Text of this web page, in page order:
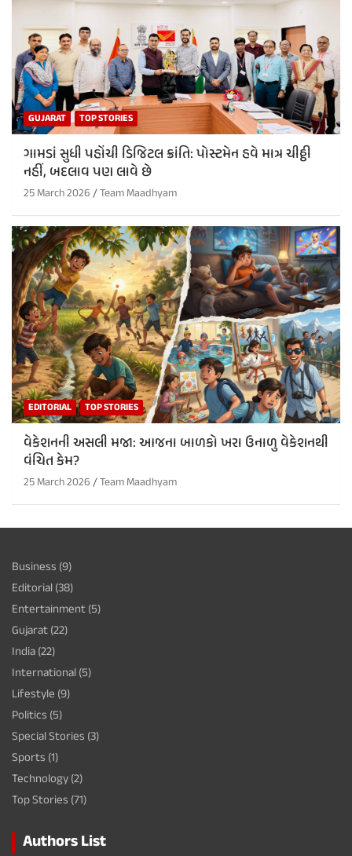
GUJARAT TOP STORIES
ગામડાં સુધી પહોંચી ડિજિટલ ક્રાંતિ: પોસ્ટમેન હવે માત્ર ચીઠ્ઠી
નહીં, બદલાવ પણ લાવે છે
25 March 2026 Team Maadhyam
EDITORIAL TOP STORIES
વેકેશનની અસલી મજા: આજના બાળકો ખરા ઉનાળુ વેકેશનથી
વંચિત કેમ?
25 March 2026 Team Maadhyam
Business (9)
Editorial(38)
Entertainment(5)
Gujarat(22)
India(22)
International(5)
Lifestyle (9)
Politics (5)
Special Stories (3)
Sports (1)
Technology(2)
Top Stories (71)
Authors List